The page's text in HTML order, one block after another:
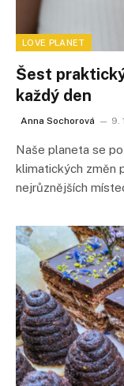
LOVE PLANET
Šest
každý den
Anna Sochorová 9.
Naše planeta se
klimatických změn
nejrůznějších